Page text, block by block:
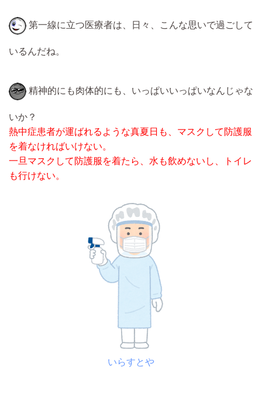
第一線に立つ医療者は、日々、こんな思いで過ごして
いるんだね。
精神的にも肉体的にも、いっぱいいっぱいなんじゃな
いか？
熱中症患者が運ばれるような真夏日も、マスクして防護服
を着なければいけない。
一旦マスクして防護服を着たら、水も飲めないし、トイレ
も行けない。
いらすとや